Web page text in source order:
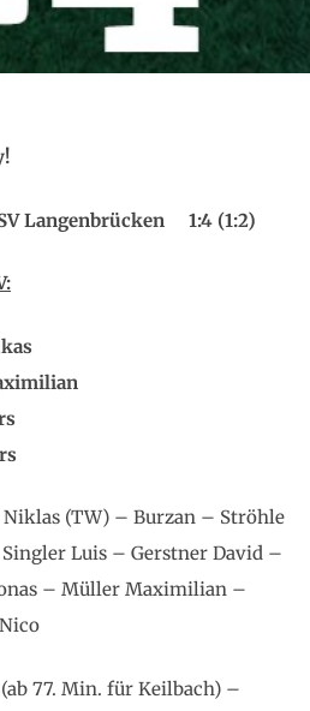
Langenbrücken 1:4 (1:2)
Niklas (TW) – Burzan – Ströhle
Luis – Gerstner David –
– Müller Maximilian –
77. Min. für Keilbach) –